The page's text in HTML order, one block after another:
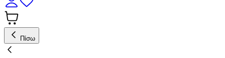
Πίσω